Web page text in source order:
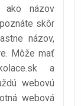
ako názov
skôr
názov,
Môže mať
a
webovú
webová